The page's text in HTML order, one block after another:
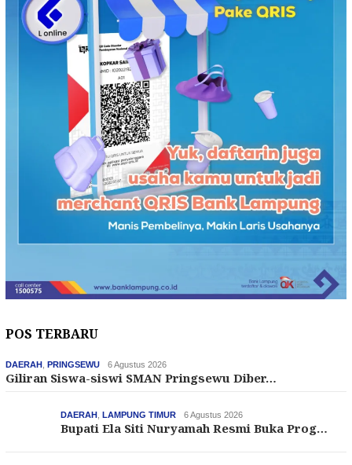
POS TERBARU
DAERAH PRINGSEWU 6 Agustus 2026
Giliran Siswa-siswi SMAN Pringsewu Diber…
DAERAH LAMPUNG TIMUR 6 Agustus 2026
Bupati Ela Siti Nuryamah Resmi Buka Prog…